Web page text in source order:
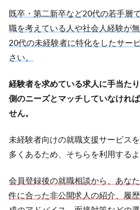
既卒・第二新卒など20代の若手層
職を考えている人や社会人経験が
20代の未経験者に特化をしたサー
さい。
経験者を求めている求人に手当た
側のニーズとマッチしていなけれ
せん。
未経験者向けの就職支援サービス
多くあるため、そちらを利用する
会員登録後の就職相談から、あな
件に合った非公開求人の紹介、履